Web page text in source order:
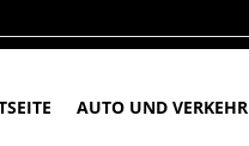
AUTO UND VERKEHR